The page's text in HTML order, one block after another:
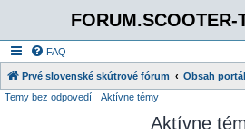
FORUM.SCOOTER-
FAQ
Prvé slovenské skútrové fórum Obsah
Temy bez odpovedí Aktívne témy
Aktívne